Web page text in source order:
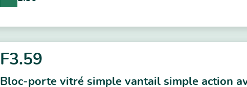
F3.59
Bloc-porte vitré simple vantail simple action